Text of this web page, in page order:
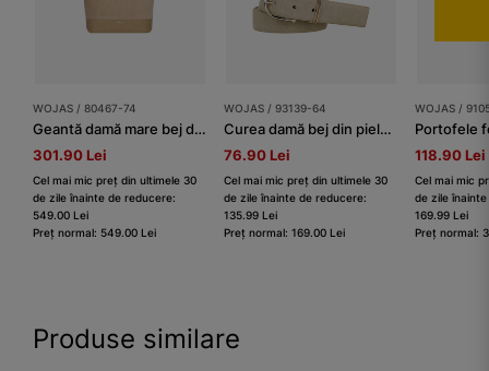
WOJAS / 80467-74
Geantă damă mare bej din piele combinată
301.90 Lei
Cel mai mic preț din ultimele 30
de zile înainte de reducere:
549.00 Lei
Preț normal: 549.00 Lei
WOJAS / 93139-64
Curea damă bej din piele split întoarsă
76.90 Lei
Cel mai mic preț din ultimele 30
de zile înainte de reducere:
135.99 Lei
Preț normal: 169.00 Lei
WOJAS /
Portofele
118.90 Lei
Cel mai mic
de zile
169.99 Lei
Preț normal:
Produse similare